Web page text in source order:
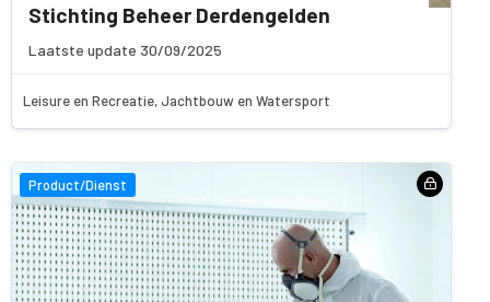
Stichting Beheer Derdengelden
Laatste update 30/09/2025
Leisure en Recreatie, Jachtbouw en Watersport
Product/Dienst